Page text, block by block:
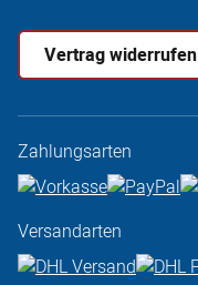
Vertrag widerrufen
Zahlungsarten
Versandarten